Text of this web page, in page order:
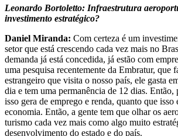
Leonardo Bortoletto: Infraestrutura
investimento estratégico?
Daniel Miranda: Com certeza é um
setor que está crescendo cada vez mais no
demanda já está concedida, já estão com
uma pesquisa recentemente da Embratur, que
estrangeiro que visita o nosso país, ele gasta
dia e tem uma permanência de 12 dias. Então,
isso gera de emprego e renda, quanto que isso
economia. Então, a gente tem que olhar os
turismo cada vez mais como algo muito
desenvolvimento do estado e do país.